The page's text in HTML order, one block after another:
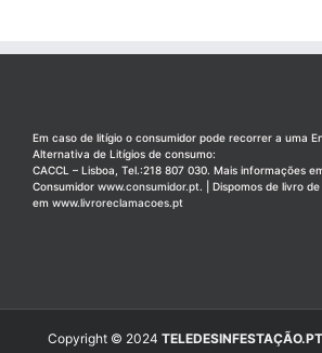
Em caso de litígio o consumidor pode recorrer a uma
Alternativa de Litígios de consumo:
CACCL – Lisboa, Tel.:218 807 030. Mais informações
Consumidor www.consumidor.pt. | Dispomos de livro
em www.livroreclamacoes.pt
Copyright © 2024 TELEDESINFESTAÇÃO.PT